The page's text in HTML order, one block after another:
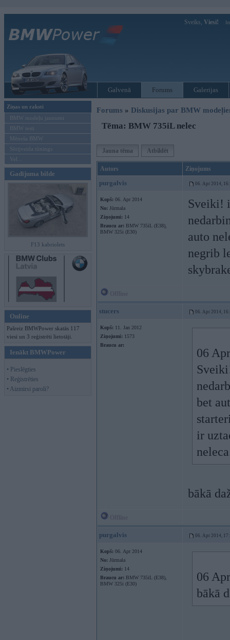
Sveiks, Viesi!
Galvenā Forums Galerijas
Ziņas un raksti
BMW modeļu jaunumi
BMW testi
Mēneša BMW
Sērijveida tūnings
Vel...
Gadījuma bilde
F13 kabriolets
Online
Pašreiz BMWPower skatās 117
viesi un 3 reģistrēti lietotāji.
Ienākt BMWPower
• Pieslēgties
• Reģistrēties
• Aizmirsi paroli?
Forums » Diskusijas par BMW
Tēma: BMW 735iL nelec
Jauna tēma Atbildēt
Autors Ziņojums
purgalvis 06. Apr 2014,
Kopš: 06. Apr 2014
No: Jūrmala
Ziņojumi: 14
Braucu ar: BMW 735iL (E38),
BMW 325i (E30)
Sveiki!
auto
negrib
stucers 06. Apr 2014,
Kopš: 11. Jan 2012
Ziņojumi: 1573
Braucu ar:
06
bet
ir
bākā
purgalvis 06. Apr 2014,
Kopš: 06. Apr 2014
No: Jūrmala
Ziņojumi: 14
Braucu ar: BMW 735iL (E38),
BMW 325i (E30)
06
bākā